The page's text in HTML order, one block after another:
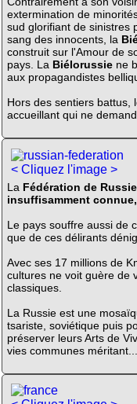
extermination de
sud glorifiant de sinistres
sang des innocents, la
construit sur l'Amour de
pays. La Biélorussiene
aux propagandistes
Hors des sentiers battus,
accueillant qui ne
< Cliquez l'image >
La Fédération de Russie
insuffisamment
Le pays souffre aussi de
que de ces délirants
Avec ses 17 millions de
cultures ne voit guère de
classiques.
La Russie est une
tsariste, soviétique puis
préserver leurs Arts de
vies communes méritant...